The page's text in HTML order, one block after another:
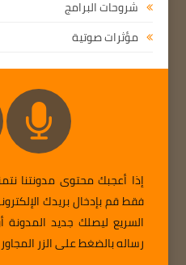
شروحات البرامج
مؤثرات صوتية
إذا أعجبك محتوى مدونتنا
فقط قم بإدخال بريدك
السريع ليصلك جديد المدونة
رساله بالضغط على الزر